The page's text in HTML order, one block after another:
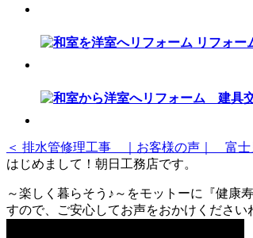
＜ 排水管修理工事 ｜お客様の声｜ 富士
はじめまして！朝日工務店です。
～楽しく暮らそう♪～をモットーに『健康
すので、ご安心してお声をおかけください